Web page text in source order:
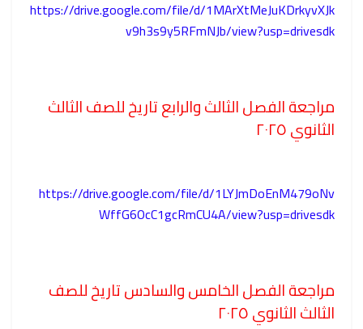
https://drive.google.com/file/d/1MArXtMeJuKDrkyvXJk
v9h3s9y5RFmNJb/view?usp=drivesdk
مراجعة الفصل الثالث والرابع تاريخ للصف الثالث
الثانوي ٢٠٢٥
https://drive.google.com/file/d/1LYJmDoEnM479oNv
WffG6OcC1gcRmCU4A/view?usp=drivesdk
مراجعة الفصل الخامس والسادس تاريخ للصف
الثالث الثانوي ٢٠٢٥